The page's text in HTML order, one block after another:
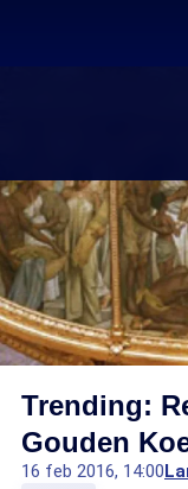
Trending:
Gouden
16 feb 2016, 14:00